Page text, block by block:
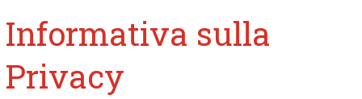
Informativa sulla
Privacy